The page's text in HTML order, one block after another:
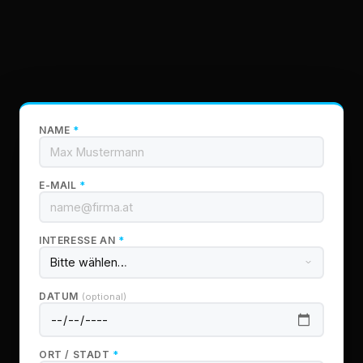
NAME *
E-MAIL *
INTERESSE AN *
DATUM (optional)
ORT / STADT *